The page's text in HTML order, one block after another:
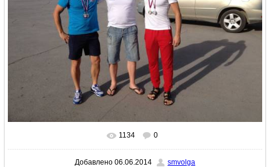
В реальном размере 1600x1200
1134 0
Добавлено 06.06.2014 smvolga